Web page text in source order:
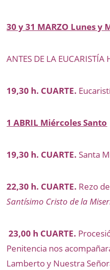
30 y 31 MARZO Lunes y
ANTES DE LA EUCARISTÍA
19,30 h. CUARTE.
1 ABRIL Miércoles Santo
19,30 h. CUARTE. Santa
22,30 h. CUARTE. Rezo
Santísimo Cristo de la
23,00 h CUARTE.
Penitencia nos
Lamberto y Nuestra